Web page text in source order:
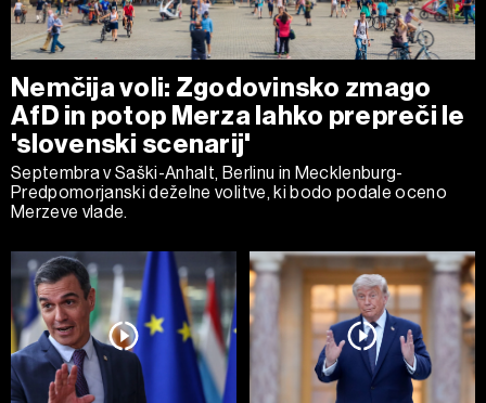
Nemčija voli: Zgodovinsko zmago
AfD in potop Merza lahko prepreči le
'slovenski scenarij'
Septembra v Saški-Anhalt, Berlinu in Mecklenburg-
Predpomorjanski deželne volitve, ki bodo podale oceno
Merzeve vlade.